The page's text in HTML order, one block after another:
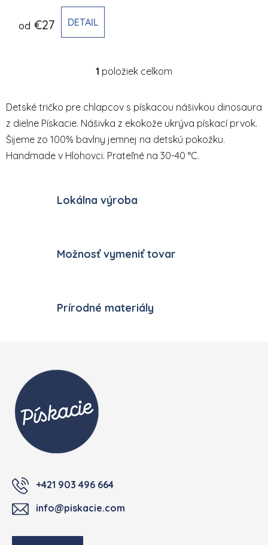
od €27 DETAIL
Ovládacie prvky výpisu
1 položiek celkom
Detské tričko pre chlapcov s pískacou nášivkou dinosaura
z dielne Pískacie. Nášivka z ekokože ukrýva pískací prvok.
Šijeme zo 100% bavlny jemnej na detskú pokožku.
Handmade v Hlohovci. Prateľné na 30-40 °C.
Lokálna výroba
Možnosť vymeniť tovar
Prírodné materiály
+421 903 496 664
info@piskacie.com